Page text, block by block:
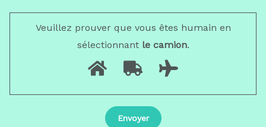
Veuillez prouver que vous êtes humain en
sélectionnantle camion.